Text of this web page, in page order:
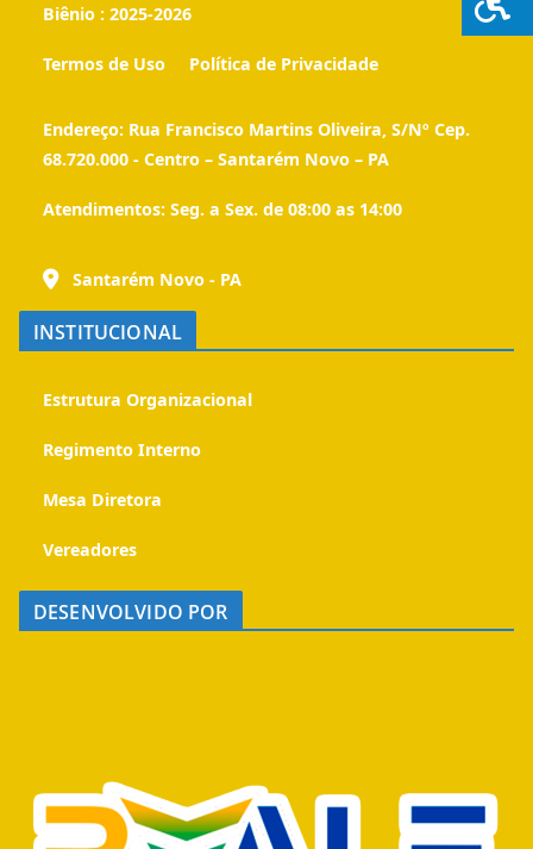
Biênio : 2025-2026
Termos de Uso Política de Privacidade
Endereço: Rua Francisco Martins Oliveira, S/Nº Cep.
68.720.000 - Centro – Santarém Novo – PA
Atendimentos: Seg. a Sex. de 08:00 as 14:00
Santarém Novo - PA
INSTITUCIONAL
Estrutura Organizacional
Regimento Interno
Mesa Diretora
Vereadores
DESENVOLVIDO POR